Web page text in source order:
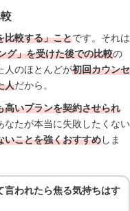
比較する」ことです。それは
グ」を受けた後での比較の
人のほとんどが初回カウンセ
人だから。
高いプランを契約させられ
なたが本当に失敗したくない
いことを強くおすすめしま
言われたら焦る気持ちはす